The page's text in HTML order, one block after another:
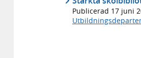
Publicerad 17 juni